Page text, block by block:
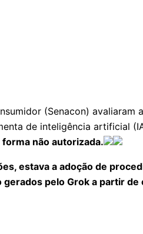
(Senacon) avaliaram
de inteligência artificial
não autorizada.
estava a adoção de
pelo Grok a partir